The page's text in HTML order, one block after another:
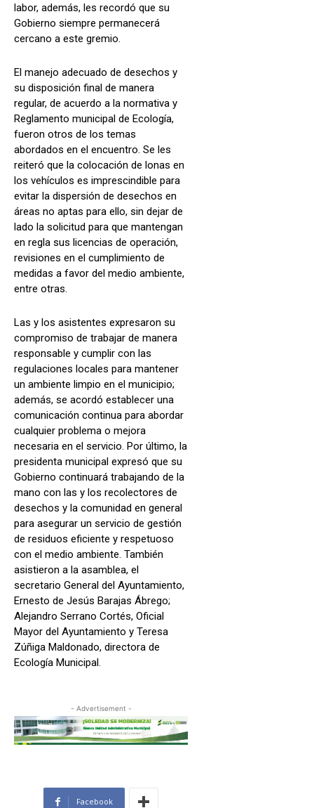
labor, además, les recordó que su
Gobierno siempre permanecerá
cercano a este gremio.
El manejo adecuado de desechos y
su disposición final de manera
regular, de acuerdo a la normativa y
Reglamento municipal de Ecología,
fueron otros de los temas
abordados en el encuentro. Se les
reiteró que la colocación de lonas en
los vehículos es imprescindible para
evitar la dispersión de desechos en
áreas no aptas para ello, sin dejar de
lado la solicitud para que mantengan
en regla sus licencias de operación,
revisiones en el cumplimiento de
medidas a favor del medio ambiente,
entre otras.
Las y los asistentes expresaron su
compromiso de trabajar de manera
responsable y cumplir con las
regulaciones locales para mantener
un ambiente limpio en el municipio;
además, se acordó establecer una
comunicación continua para abordar
cualquier problema o mejora
necesaria en el servicio. Por último, la
presidenta municipal expresó que su
Gobierno continuará trabajando de la
mano con las y los recolectores de
desechos y la comunidad en general
para asegurar un servicio de gestión
de residuos eficiente y respetuoso
con el medio ambiente. También
asistieron a la asamblea, el
secretario General del Ayuntamiento,
Ernesto de Jesús Barajas Ábrego;
Alejandro Serrano Cortés, Oficial
Mayor del Ayuntamiento y Teresa
Zúñiga Maldonado, directora de
Ecología Municipal.
- Advertisement -
Facebook